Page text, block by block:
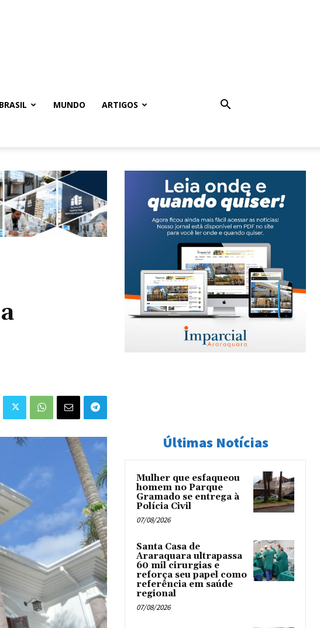
BRASIL MUNDO ARTIGOS
Últimas Notícias
Mulher que esfaqueou
homem no Parque
Gramado se entrega à
Polícia Civil
07/08/2026
Santa Casa de
Araraquara ultrapassa
60 mil cirurgias e
reforça seu papel como
referência em saúde
regional
07/08/2026